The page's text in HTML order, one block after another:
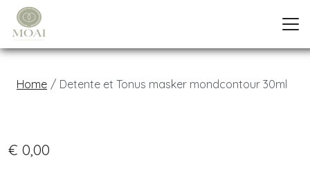
Home Detente et Tonus masker mondcontour 30ml
€ 0,00